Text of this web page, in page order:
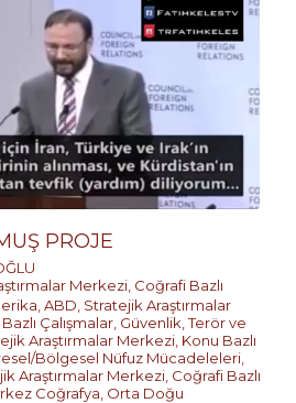
PROJE
Merkezi Coğrafi Bazlı
ABD Stratejik Araştırmalar
Çalışmalar Güvenlik, Terör ve
Araştırmalar Merkezi Konu Bazlı
Bölgesel Nüfuz Mücadeleleri
Araştırmalar Merkezi Coğrafi Bazlı
Coğrafya Orta Doğu